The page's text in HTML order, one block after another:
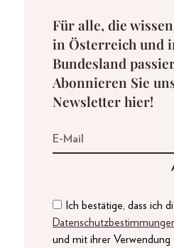
Für alle, die
in Österreich und
Bundesland
Abonnieren Sie
Newsletter hier!
Ich bestätige, dass ich
und mit ihrer Verwendung